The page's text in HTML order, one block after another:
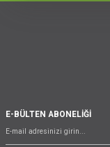
E-BÜLTEN ABONELİĞİ